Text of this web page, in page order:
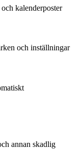
kalenderposter
och inställningar
annan skadlig